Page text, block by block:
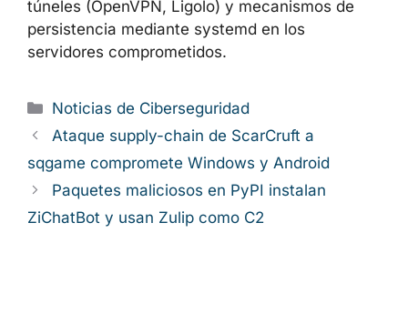
túneles (OpenVPN, Ligolo) y mecanismos de
persistencia mediante systemd en los
servidores comprometidos.
Categorías
Noticias de Ciberseguridad
Ataque supply-chain de ScarCruft a
sqgame compromete Windows y Android
Paquetes maliciosos en PyPI instalan
ZiChatBot y usan Zulip como C2